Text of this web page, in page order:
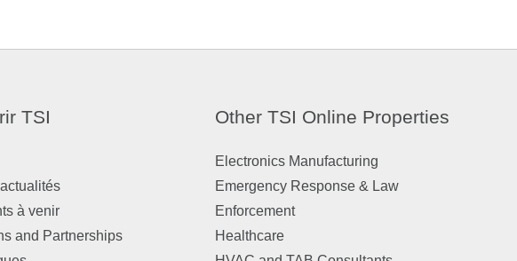
TSI
à venir
and Partnerships
Other TSI Online Properties
Electronics Manufacturing
Emergency Response & Law
Enforcement
Healthcare